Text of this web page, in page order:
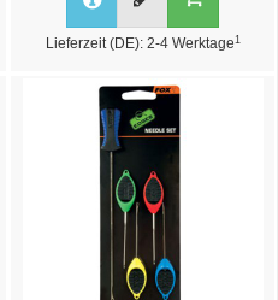
Lieferzeit (DE): 2-4 Werktage 1